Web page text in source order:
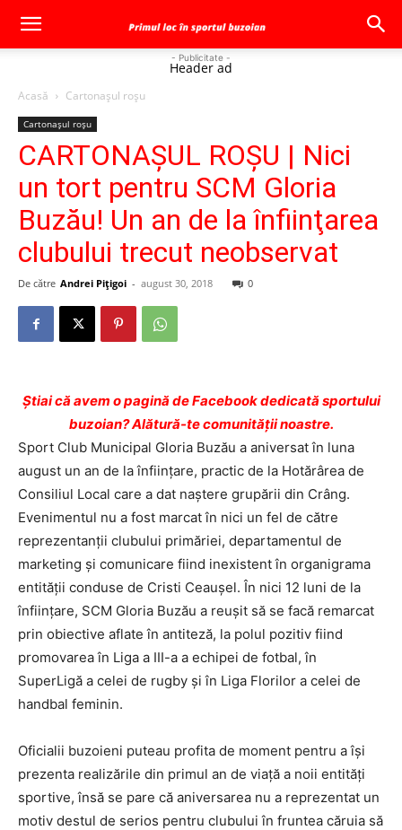
- Publicitate -
Header ad
Acasă Cartonaşul roşu
Cartonaşul roşu
CARTONAŞUL ROŞU | Nici
un tort pentru SCM Gloria
Buzău! Un an de la înfiinţarea
clubului trecut neobservat
De către Andrei Pițigoi - august 30, 2018 0
Ştiai că avem o pagină de Facebook dedicată sportului
buzoian? Alătură-te comunității noastre.
Sport Club Municipal Gloria Buzău a aniversat în luna
august un an de la înfiinţare, practic de la Hotărârea de
Consiliul Local care a dat naştere grupării din Crâng.
Evenimentul nu a fost marcat în nici un fel de către
reprezentanţii clubului primăriei, departamentul de
marketing şi comunicare fiind inexistent în organigrama
entităţii conduse de Cristi Ceauşel. În nici 12 luni de la
înfiinţare, SCM Gloria Buzău a reuşit să se facă remarcat
prin obiective aflate în antiteză, la polul pozitiv fiind
promovarea în Liga a III-a a echipei de fotbal, în
SuperLigă a celei de rugby şi în Liga Florilor a celei de
handbal feminin.
Oficialii buzoieni puteau profita de moment pentru a îşi
prezenta realizările din primul an de viaţă a noii entităţi
sportive, însă se pare că aniversarea nu a reprezentat un
motiv destul de serios pentru clubului în fruntea căruia să